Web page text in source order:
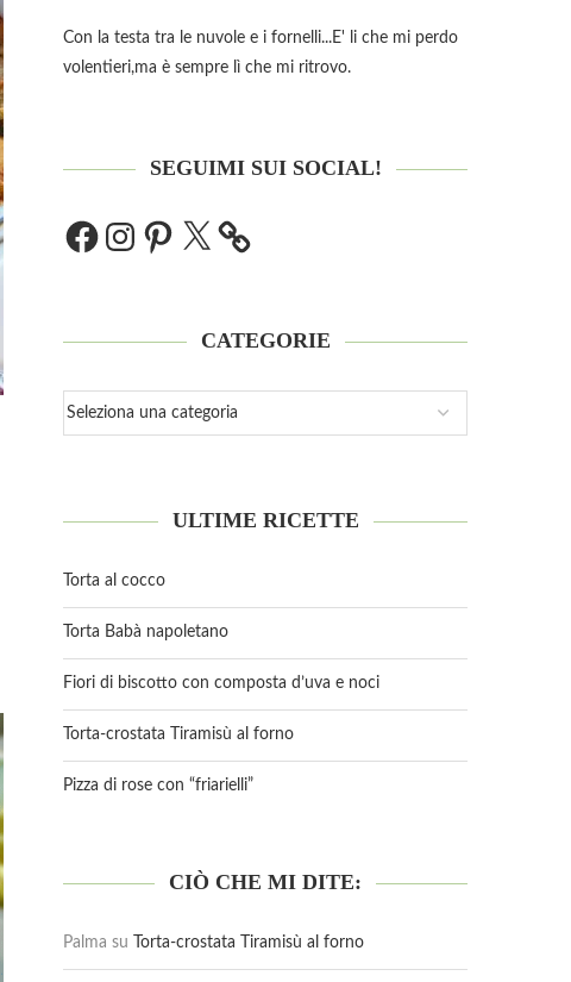
Con la testa tra le nuvole e i fornelli...E' li che mi perdo
volentieri,ma è sempre lì che mi ritrovo.
SEGUIMI SUI SOCIAL!
CATEGORIE
ULTIME RICETTE
Torta al cocco
Torta Babà napoletano
Fiori di biscotto con composta d’uva e noci
Torta-crostata Tiramisù al forno
Pizza di rose con “friarielli”
CIÒ CHE MI DITE:
Palma su Torta-crostata Tiramisù al forno